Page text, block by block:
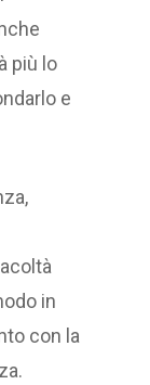
più lo
e
in
con la